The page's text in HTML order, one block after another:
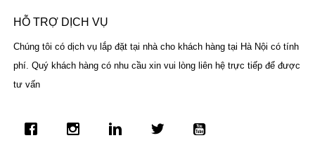
HỖ TRỢ DỊCH VỤ
Chúng tôi có dịch vụ lắp đặt tại nhà cho khách hàng tại Hà Nội có tính
phí. Quý khách hàng có nhu cầu xin vui lòng liên hệ trực tiếp để được
tư vấn